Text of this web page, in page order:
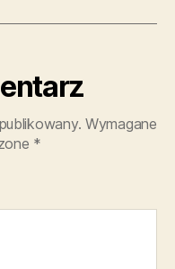
Wymagane
*